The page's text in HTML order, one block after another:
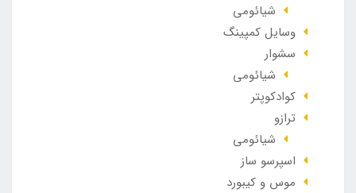
شیائومی
وسایل کمپینگ
سشوار
شیائومی
کوادکوپتر
ترازو
شیائومی
اسپرسو ساز
موس و کیبورد